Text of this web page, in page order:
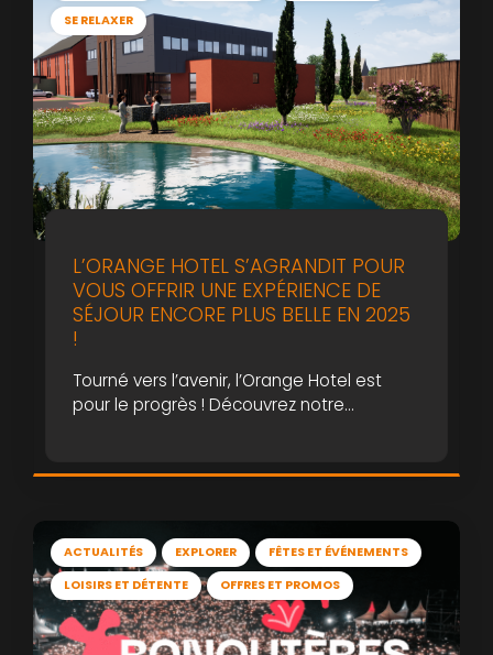
SE RELAXER
L’ORANGE HOTEL S’AGRANDIT POUR
VOUS OFFRIR UNE EXPÉRIENCE DE
SÉJOUR ENCORE PLUS BELLE EN 2025
!
Tourné vers l’avenir, l’Orange Hotel est
pour le progrès ! Découvrez notre
confortables et spacieux, pensés pour
ACTUALITÉS EXPLORER FÊTES ET ÉVÉNEMENTS
LOISIRS ET DÉTENTE OFFRES ET PROMOS